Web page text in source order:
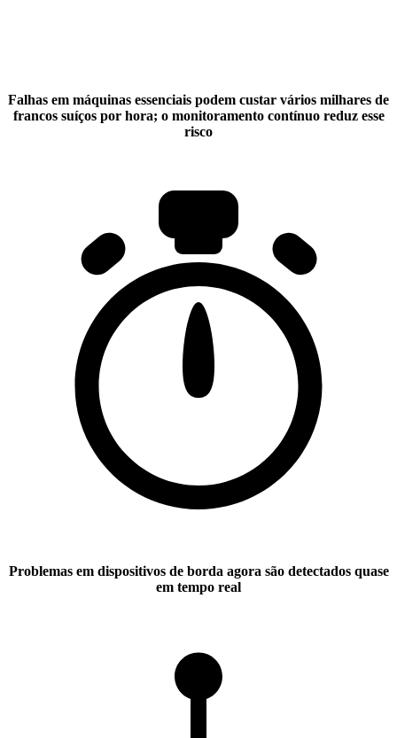
Falhas em máquinas essenciais podem custar vários milhares de
francos suíços por hora; o monitoramento contínuo reduz esse
risco
Problemas em dispositivos de borda agora são detectados quase
em tempo real